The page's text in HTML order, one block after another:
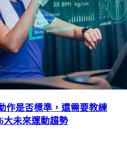
作是否標準，還需要教練
大未來運動趨勢